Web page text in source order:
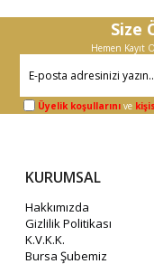
Size
Hemen Kayıt
Üyelik koşullarını ve
KURUMSAL
Hakkımızda
Gizlilik Politikası
K.V.K.K.
Bursa Şubemiz